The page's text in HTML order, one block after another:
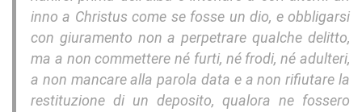
inno a Christus come se fosse un dio, e obbligarsi
con giuramento non a perpetrare qualche delitto,
ma a non commettere né furti, né frodi, né adulteri,
a non mancare alla parola data e a non rifiutare la
restituzione di un deposito, qualora ne fossero